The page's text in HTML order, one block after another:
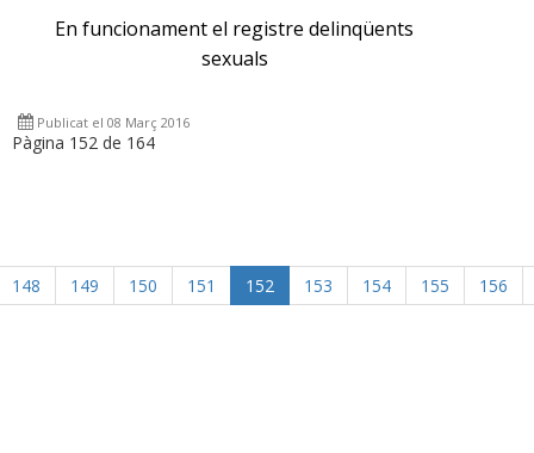
En funcionament el registre delinqüents
sexuals
Publicat el 08 Març 2016
Pàgina 152 de 164
148 149 150 151 152 153 154 155 156